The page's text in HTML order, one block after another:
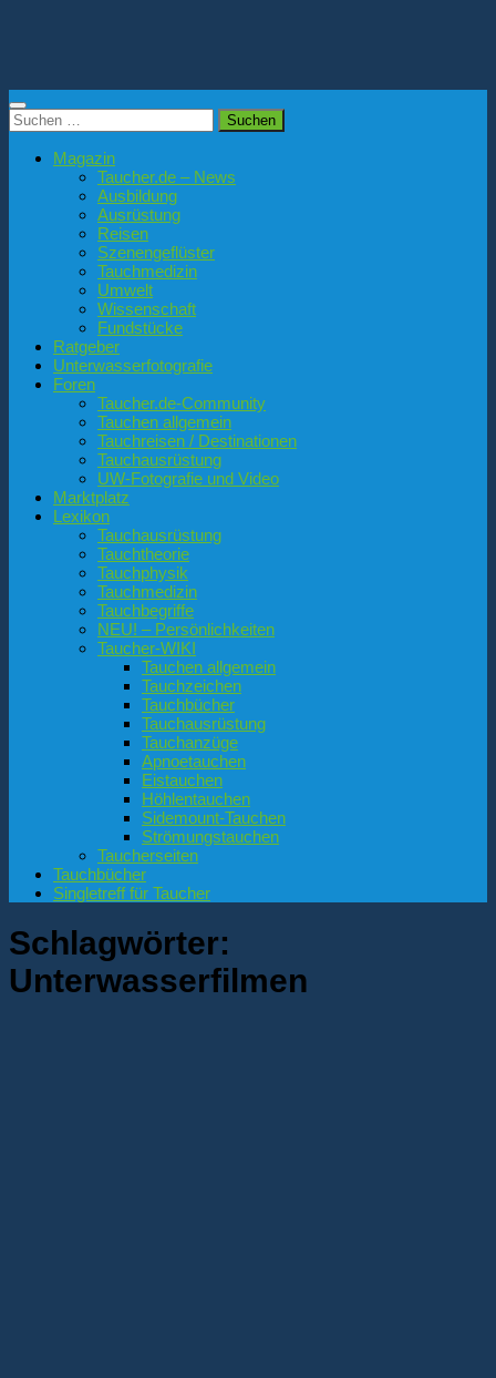
Suchen
nach:
Magazin
Taucher.de – News
Ausbildung
Ausrüstung
Reisen
Szenengeflüster
Tauchmedizin
Umwelt
Wissenschaft
Fundstücke
Ratgeber
Unterwasserfotografie
Foren
Taucher.de-Community
Tauchen allgemein
Tauchreisen / Destinationen
Tauchausrüstung
UW-Fotografie und Video
Marktplatz
Lexikon
Tauchausrüstung
Tauchtheorie
Tauchphysik
Tauchmedizin
Tauchbegriffe
NEU! – Persönlichkeiten
Taucher-WIKI
Tauchen allgemein
Tauchzeichen
Tauchbücher
Tauchausrüstung
Tauchanzüge
Apnoetauchen
Eistauchen
Höhlentauchen
Sidemount-Tauchen
Strömungstauchen
Taucherseiten
Tauchbücher
Singletreff für Taucher
Schlagwörter:
Unterwasserfilmen